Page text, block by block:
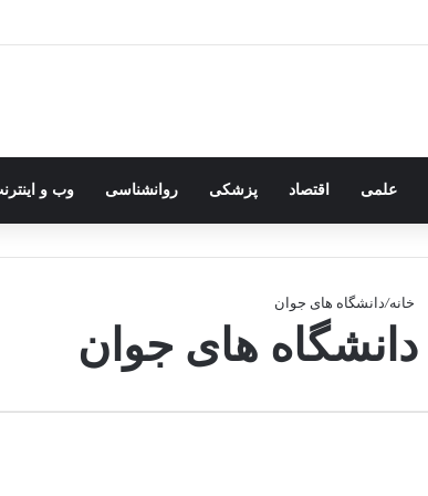
علمی اقتصاد پزشکی روانشناسی وب و
خانه/دانشگاه های جوان
دانشگاه های جوان